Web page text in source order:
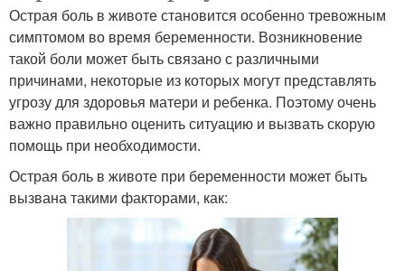
Острая боль в животе становится особенно тревожным
симптомом во время беременности. Возникновение
такой боли может быть связано с различными
причинами, некоторые из которых могут представлять
угрозу для здоровья матери и ребенка. Поэтому очень
важно правильно оценить ситуацию и вызвать скорую
помощь при необходимости.
Острая боль в животе при беременности может быть
вызвана такими факторами, как: